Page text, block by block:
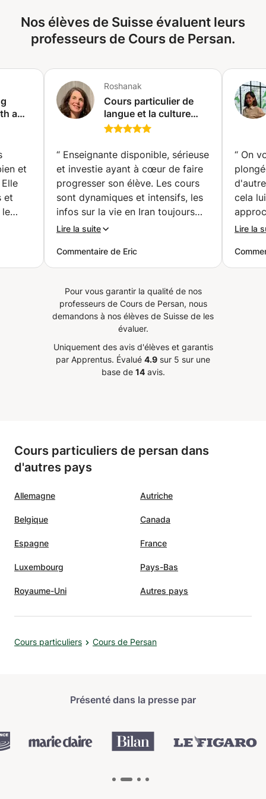
transcription conçue à cet effet.
Nos élèves de Suisse évaluent leurs
professeurs de Cours de Persan.
a
et
et
le
Roshanak
Cours particulier de
langue et la culture
Persanes(Farsi)
“ Enseignante disponible, sérieuse
et investie ayant à cœur de faire
progresser son élève. Les cours
sont dynamiques et intensifs, les
infos sur la vie en Iran toujours
intéressantes. Un professeur à
Lire la suite
Commentaire de Eric
“ On
cela
avec
Lire la
Pour vous garantir la qualité de nos
professeurs de Cours de Persan, nous
demandons à nos élèves de Suisse de les
évaluer.
Uniquement des avis d'élèves et garantis
par Apprentus. Évalué 4.9 sur 5 sur une
base de 14avis.
Cours particuliers de persan dans
d'autres pays
Allemagne Autriche
Belgique Canada
Espagne France
Luxembourg Pays-Bas
Royaume-Uni Autres pays
Cours particuliers Cours de Persan
Présenté dans la presse par